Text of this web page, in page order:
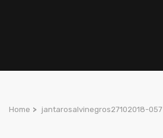
Home > jantarosalvinegros27102018-057